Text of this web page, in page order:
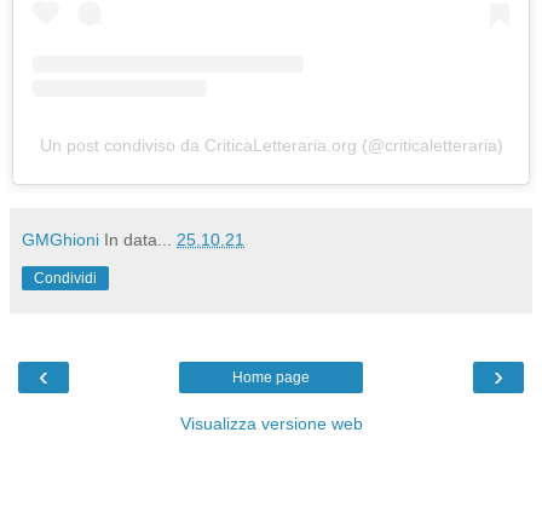
Un post condiviso da CriticaLetteraria.org (@criticaletteraria)
GMGhioni In data... 25.10.21
Condividi
‹ ›
Home page
Visualizza versione web